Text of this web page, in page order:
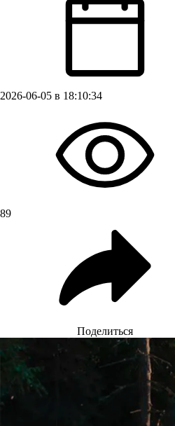
2026-06-05 в 18:10:34
89
Поделиться